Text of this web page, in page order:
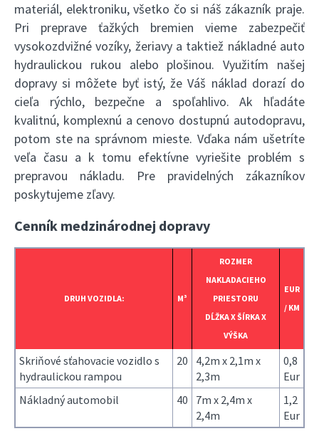
materiál, elektroniku, všetko čo si náš zákazník praje.
Pri preprave ťažkých bremien vieme zabezpečiť
vysokozdvižné vozíky, žeriavy a taktiež nákladné auto
hydraulickou rukou alebo plošinou. Využitím našej
dopravy si môžete byť istý, že Váš náklad dorazí do
cieľa rýchlo, bezpečne a spoľahlivo. Ak hľadáte
kvalitnú, komplexnú a cenovo dostupnú autodopravu,
potom ste na správnom mieste. Vďaka nám ušetríte
veľa času a k tomu efektívne vyriešite problém s
prepravou nákladu. Pre pravidelných zákazníkov
poskytujeme zľavy.
Cenník medzinárodnej dopravy
DRUH VOZIDLA: M³
ROZMER
NAKLADACIEHO
PRIESTORU
DĹŽKA X ŠÍRKA X
VÝŠKA
EUR
/ KM
Skriňové sťahovacie vozidlo s
hydraulickou rampou
20
4,2m x 2,1m x
2,3m
0,8
Eur
Nákladný automobil
40
7m x 2,4m x
2,4m
1,2
Eur